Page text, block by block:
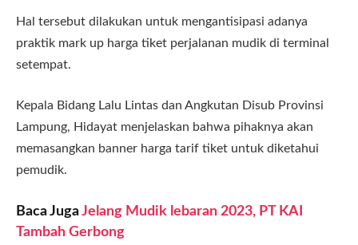
Hal tersebut dilakukan untuk mengantisipasi adanya
praktik mark up harga tiket perjalanan mudik di terminal
setempat.
Kepala Bidang Lalu Lintas dan Angkutan Disub Provinsi
Lampung, Hidayat menjelaskan bahwa pihaknya akan
memasangkan banner harga tarif tiket untuk diketahui
pemudik.
Baca JugaJelang Mudik lebaran 2023, PT KAI
Tambah Gerbong